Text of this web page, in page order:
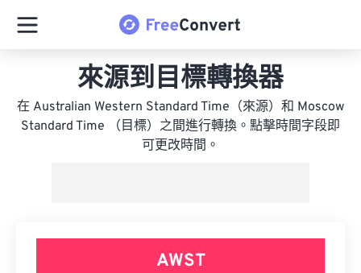
來源到目標轉換器
在 Australian Western Standard Time（來源）和 Moscow
Standard Time （目標）之間進行轉換。點擊時間字段即
可更改時間。
AWST